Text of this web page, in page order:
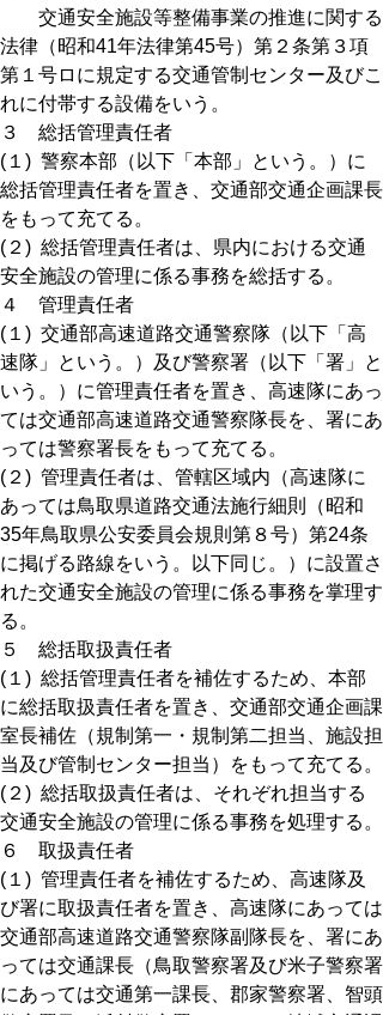
交通安全施設等整備事業の推進に関する
法律（昭和41年法律第45号）第２条第３項
第１号ロに規定する交通管制センター及びこ
れに付帯する設備をいう。
３ 総括管理責任者
(１) 警察本部（以下「本部」という。）に
総括管理責任者を置き、交通部交通企画課長
をもって充てる。
(２) 総括管理責任者は、県内における交通
安全施設の管理に係る事務を総括する。
４ 管理責任者
(１) 交通部高速道路交通警察隊（以下「高
速隊」という。）及び警察署（以下「署」と
いう。）に管理責任者を置き、高速隊にあっ
ては交通部高速道路交通警察隊長を、署にあ
っては警察署長をもって充てる。
(２) 管理責任者は、管轄区域内（高速隊に
あっては鳥取県道路交通法施行細則（昭和
35年鳥取県公安委員会規則第８号）第24条
に掲げる路線をいう。以下同じ。）に設置さ
れた交通安全施設の管理に係る事務を掌理す
る。
５ 総括取扱責任者
(１) 総括管理責任者を補佐するため、本部
に総括取扱責任者を置き、交通部交通企画課
室長補佐（規制第一・規制第二担当、施設担
当及び管制センター担当）をもって充てる。
(２) 総括取扱責任者は、それぞれ担当する
交通安全施設の管理に係る事務を処理する。
６ 取扱責任者
(１) 管理責任者を補佐するため、高速隊及
び署に取扱責任者を置き、高速隊にあっては
交通部高速道路交通警察隊副隊長を、署にあ
っては交通課長（鳥取警察署及び米子警察署
にあっては交通第一課長、郡家警察署、智頭